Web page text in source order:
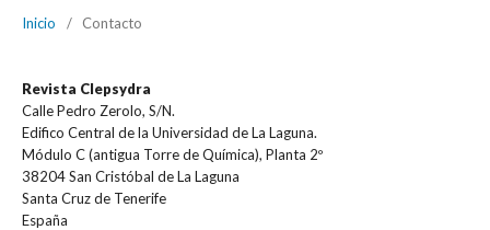
Inicio / Contacto
Revista Clepsydra
Calle Pedro Zerolo, S/N.
Edifico Central de la Universidad de La Laguna.
Módulo C (antigua Torre de Química), Planta 2º
38204 San Cristóbal de La Laguna
Santa Cruz de Tenerife
España